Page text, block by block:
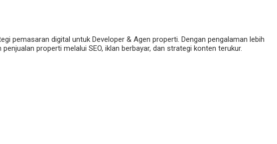
pemasaran digital untuk Developer & Agen properti. Dengan pengalaman lebih
properti melalui SEO, iklan berbayar, dan strategi konten terukur.